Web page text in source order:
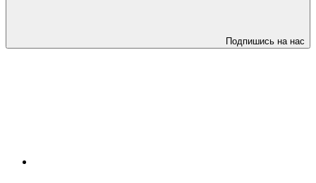
Подпишись на нас